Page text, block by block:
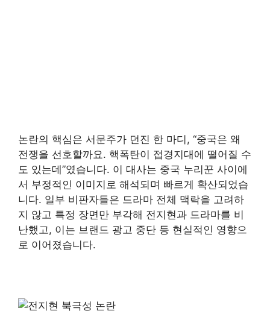
논란의 핵심은 서문주가 던진 한 마디, “중국은 왜
전쟁을 선호할까요. 핵폭탄이 접경지대에 떨어질 수
도 있는데”였습니다. 이 대사는 중국 누리꾼 사이에
서 부정적인 이미지로 해석되며 빠르게 확산되었습
니다. 일부 비판자들은 드라마 전체 맥락을 고려하
지 않고 특정 장면만 부각해 전지현과 드라마를 비
난했고, 이는 브랜드 광고 중단 등 현실적인 영향으
로 이어졌습니다.